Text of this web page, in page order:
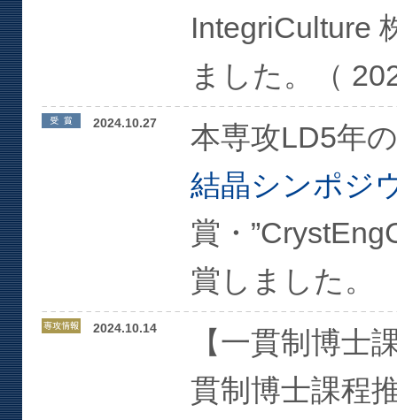
IntegriCulture
ました。（
2024.10.27
本専攻LD5年
結晶シンポジ
賞・
賞しました。
2024.10.14
【一貫制博士
貫制博士課程